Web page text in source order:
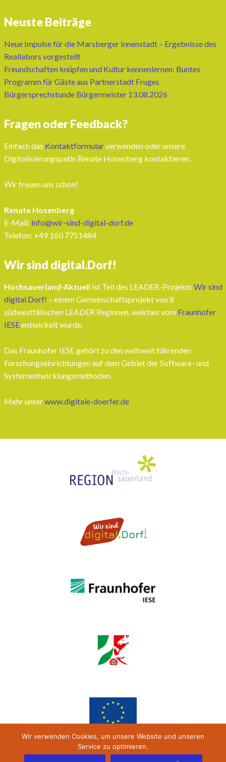
Neuste Beiträge
Neue Impulse für die Marsberger Innenstadt – Ergebnisse des
Reallabors vorgestellt
Freundschaften knüpfen und Kultur kennenlernen: Buntes
Programm für Gäste aus Partnerstadt Fruges
Bürgersprechstunde Bürgermeister 13.08.2026
Fragen oder Feedback?
Einfach das Kontaktformularverwenden oder unsere
Digitalisierungspatin Renate Hosenberg kontaktieren.
Wir freuen uns schon!
Renate Hosenberg
E-Mail: info@wir-sind-digital-dorf.de
Telefon: ‭+49 160 7751484‬
Wir sind digital.Dorf!
Hochsauerland-Aktuell ist Teil des LEADER-Projekts Wir sind
digital.Dorf! – einem Gemeinschaftsprojekt von 8
südwestfälischen LEADER Regionen, welches vom Fraunhofer
IESEentwickelt wurde.
Das Fraunhofer IESE gehört zu den weltweit führenden
Forschungseinrichtungen auf dem Gebiet der Software- und
Systementwicklungsmethoden.
Mehr unterwww.digitale-doerfer.de
Wir verwenden Cookies, um unsere Website und unseren
Service zu optimieren.